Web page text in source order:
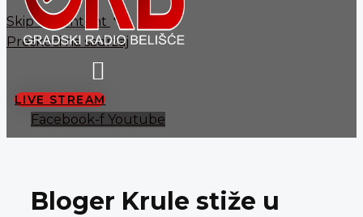
Skip to content
Preskoči na sadržaj
LIVE STREAM
Facebook-f Youtube
Bloger Krule stiže u